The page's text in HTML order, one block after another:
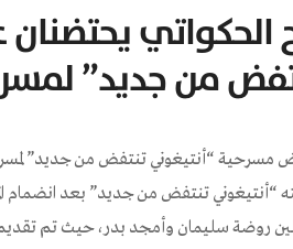
من جديد”
“أنتيغوني تنتفض من جديد”
“أنتيغوني تنتفض من جديد” بعد انضمام
روضة سليمان وأمجد بدر، حيث تم